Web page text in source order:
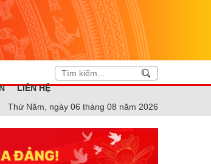
LIÊN HỆ
Thứ Năm, ngày 06 tháng 08 năm 2026